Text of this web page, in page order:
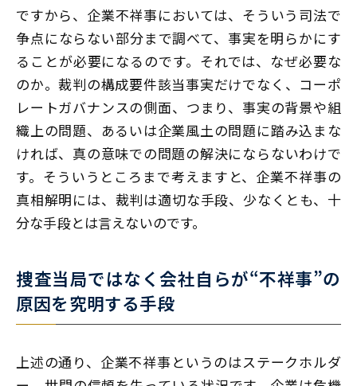
ですから、企業不祥事においては、そういう司法で
争点にならない部分まで調べて、事実を明らかにす
ることが必要になるのです。それでは、なぜ必要な
のか。裁判の構成要件該当事実だけでなく、コーポ
レートガバナンスの側面、つまり、事実の背景や組
織上の問題、あるいは企業風土の問題に踏み込まな
ければ、真の意味での問題の解決にならないわけで
す。そういうところまで考えますと、企業不祥事の
真相解明には、裁判は適切な手段、少なくとも、十
分な手段とは言えないのです。
捜査当局ではなく会社自らが“不祥事”の
原因を究明する手段
上述の通り、企業不祥事というのはステークホルダ